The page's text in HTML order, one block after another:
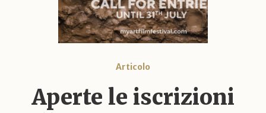
Articolo
Aperte le iscrizioni